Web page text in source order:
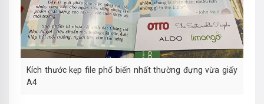
Kích thước kẹp file phổ biến nhất thường đựng vừa giấy
A4